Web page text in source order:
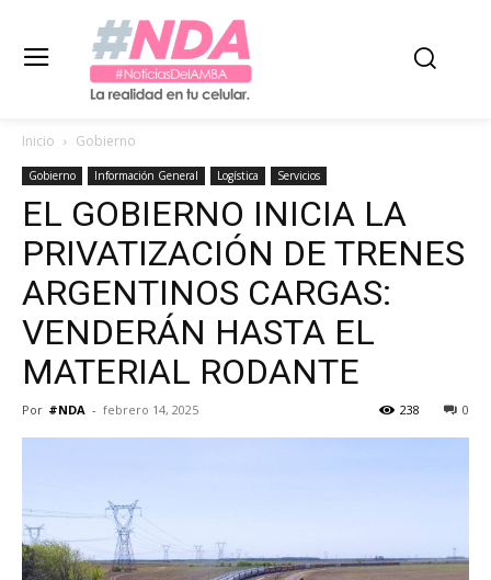
Inicio Gobierno
Gobierno Información General Logística Servicios
EL GOBIERNO INICIA LA
PRIVATIZACIÓN DE TRENES
ARGENTINOS CARGAS:
VENDERÁN HASTA EL
MATERIAL RODANTE
Por #NDA - febrero 14, 2025 0
238